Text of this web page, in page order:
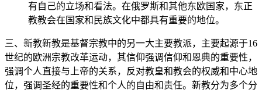
有自己的立场和看法。在俄罗斯和其他东欧国家，东正
教教会在国家和民族文化中都具有重要的地位。
三、新教新教是基督宗教中的另一大主要教派，主要起源于16
世纪的欧洲宗教改革运动，其信仰强调信仰和恩典的重要性，
强调个人直接与上帝的关系，反对教皇和教会的权威和中心地
位，强调圣经的重要性和个人的自由和责任。新教分为多个分